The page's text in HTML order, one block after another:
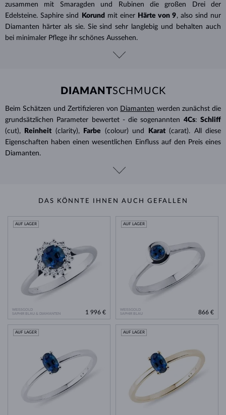
zusammen mit Smaragden und Rubinen die großen Drei der
Edelsteine. Saphire sind
Korund mit einer Härte von 9, also sind nur
Diamanten härter als sie. Sie sind sehr langlebig und behalten auch
bei minimaler Pflege ihr schönes Aussehen.
DIAMANTSCHMUCK
Beim Schätzen und Zertifizieren von Diamanten werden zunächst die
grundsätzlichen Parameter bewertet - die sogenannten 4Cs: Schliff
(cut),
Reinheit (clarity), Farbe (colour) und Karat (carat). All diese
Eigenschaften haben einen wesentlichen Einfluss auf den Preis eines
Diamanten.
DAS KÖNNTE IHNEN AUCH GEFALLEN
WEISSGOLD
SAPHIR BLAU & DIAMANTEN
AUF LAGER
1 996 €
WEISSGOLD
SAPHIR BLAU
AUF LAGER
866 €
AUF LAGER AUF LAGER